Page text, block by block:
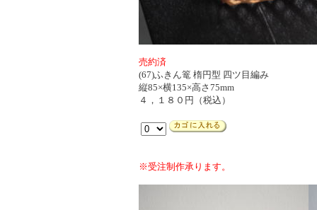
売約済
(67)ふきん篭 楕円型 四ツ目編み
縦85×横135×高さ75mm
４，１８０円（税込）
※受注制作承ります。